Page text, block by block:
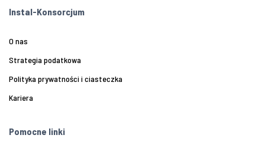
Instal-Konsorcjum
O nas
Strategia podatkowa
Polityka prywatności i ciasteczka
Kariera
Pomocne linki